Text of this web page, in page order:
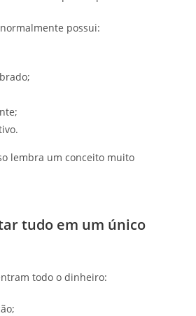
possui:
lembra um conceito muito
tudo em um único
todo o dinheiro: